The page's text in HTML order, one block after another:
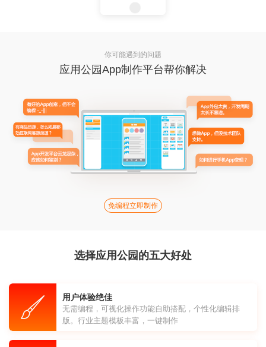
你可能遇到的问题
应用公园App制作平台帮你解决
免编程立即制作
选择应用公园的五大好处
用户体验绝佳
无需编程，可视化操作功能自助搭配，个性化编辑排
版。行业主题模板丰富，一键制作